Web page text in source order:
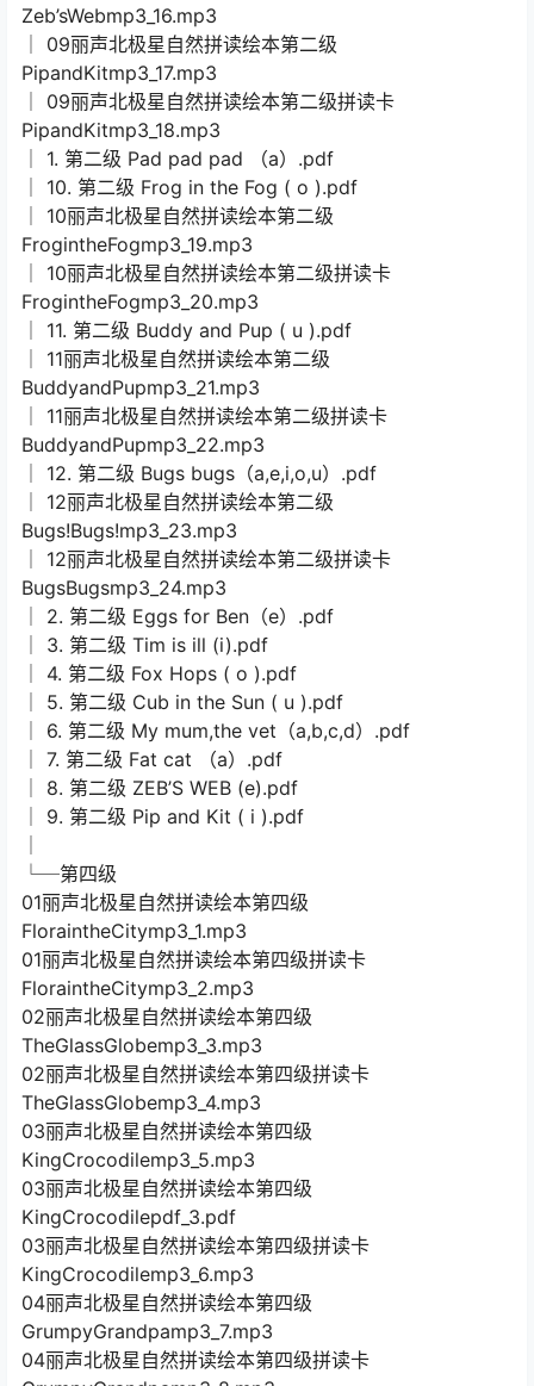
Zeb’sWebmp3_16.mp3
│ 09丽声北极星自然拼读绘本第二级
PipandKitmp3_17.mp3
│ 09丽声北极星自然拼读绘本第二级拼读卡
PipandKitmp3_18.mp3
│ 1. 第二级 Pad pad pad （a）.pdf
│ 10. 第二级 Frog in the Fog ( o ).pdf
│ 10丽声北极星自然拼读绘本第二级
FrogintheFogmp3_19.mp3
│ 10丽声北极星自然拼读绘本第二级拼读卡
FrogintheFogmp3_20.mp3
│ 11. 第二级 Buddy and Pup ( u ).pdf
│ 11丽声北极星自然拼读绘本第二级
BuddyandPupmp3_21.mp3
│ 11丽声北极星自然拼读绘本第二级拼读卡
BuddyandPupmp3_22.mp3
│ 12. 第二级 Bugs bugs（a,e,i,o,u）.pdf
│ 12丽声北极星自然拼读绘本第二级
Bugs!Bugs!mp3_23.mp3
│ 12丽声北极星自然拼读绘本第二级拼读卡
BugsBugsmp3_24.mp3
│ 2. 第二级 Eggs for Ben（e）.pdf
│ 3. 第二级 Tim is ill (i).pdf
│ 4. 第二级 Fox Hops ( o ).pdf
│ 5. 第二级 Cub in the Sun ( u ).pdf
│ 6. 第二级 My mum,the vet（a,b,c,d）.pdf
│ 7. 第二级 Fat cat （a）.pdf
│ 8. 第二级 ZEB’S WEB (e).pdf
│ 9. 第二级 Pip and Kit ( i ).pdf
└─第四级
01丽声北极星自然拼读绘本第四级
FloraintheCitymp3_1.mp3
01丽声北极星自然拼读绘本第四级拼读卡
FloraintheCitymp3_2.mp3
02丽声北极星自然拼读绘本第四级
TheGlassGlobemp3_3.mp3
02丽声北极星自然拼读绘本第四级拼读卡
TheGlassGlobemp3_4.mp3
03丽声北极星自然拼读绘本第四级
KingCrocodilemp3_5.mp3
03丽声北极星自然拼读绘本第四级
KingCrocodilepdf_3.pdf
03丽声北极星自然拼读绘本第四级拼读卡
KingCrocodilemp3_6.mp3
04丽声北极星自然拼读绘本第四级
GrumpyGrandpamp3_7.mp3
04丽声北极星自然拼读绘本第四级拼读卡